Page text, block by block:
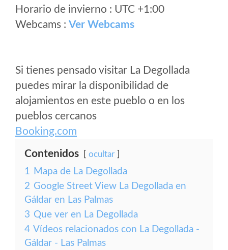
Horario de invierno : UTC +1:00
Webcams : Ver Webcams
Si tienes pensado visitar La Degollada
puedes mirar la disponibilidad de
alojamientos en este pueblo o en los
pueblos cercanos
Booking.com
Contenidos ocultar
1 Mapa de La Degollada
2 Google Street View La Degollada en
Gáldar en Las Palmas
3 Que ver en La Degollada
4 Vídeos relacionados con La Degollada -
Gáldar - Las Palmas